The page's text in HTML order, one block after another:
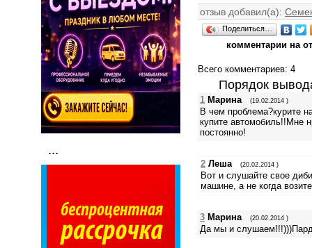
...
отзыв добавил(а):
Поделиться…
комментарии на
Всего комментариев: 4
Порядок
1 Марина (19.02.2014 )
В чем проблема?курите
купите автомобиль!!Мне
постоянно!
2 Леша (20.02.2014 )
Вот и слушайте свое
машине, а не когда
3 Марина (20.02.2014 )
Да мы и